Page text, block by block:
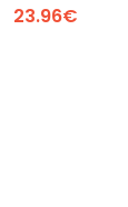
Voir plus +
23.96€